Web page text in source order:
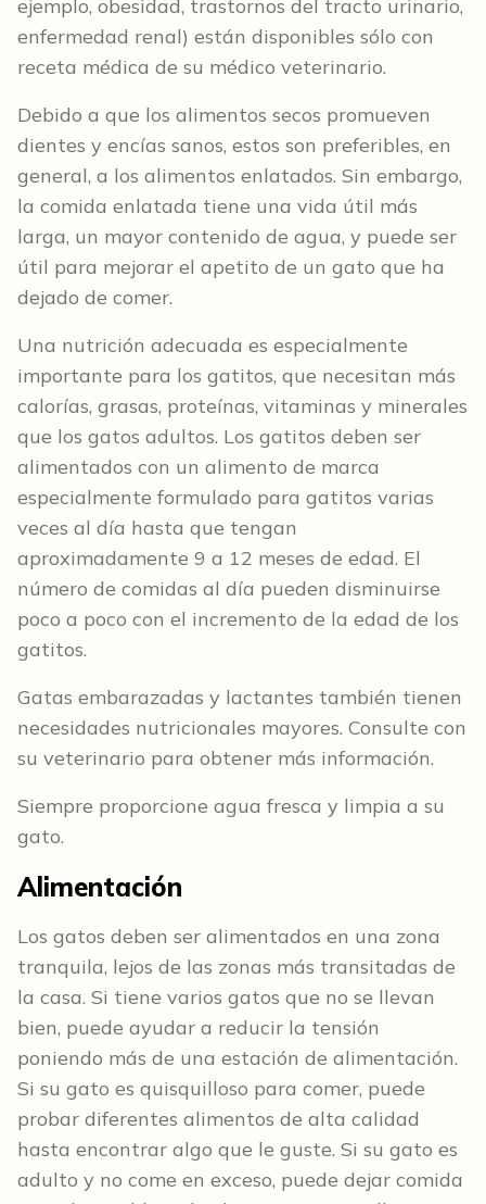
ejemplo, obesidad, trastornos del tracto urinario,
enfermedad renal) están disponibles sólo con
receta médica de su médico veterinario.
Debido a que los alimentos secos promueven
dientes y encías sanos, estos son preferibles, en
general, a los alimentos enlatados. Sin embargo,
la comida enlatada tiene una vida útil más
larga, un mayor contenido de agua, y puede ser
útil para mejorar el apetito de un gato que ha
dejado de comer.
Una nutrición adecuada es especialmente
importante para los gatitos, que necesitan más
calorías, grasas, proteínas, vitaminas y minerales
que los gatos adultos. Los gatitos deben ser
alimentados con un alimento de marca
especialmente formulado para gatitos varias
veces al día hasta que tengan
aproximadamente 9 a 12 meses de edad. El
número de comidas al día pueden disminuirse
poco a poco con el incremento de la edad de los
gatitos.
Gatas embarazadas y lactantes también tienen
necesidades nutricionales mayores. Consulte con
su veterinario para obtener más información.
Siempre proporcione agua fresca y limpia a su
gato.
Alimentación
Los gatos deben ser alimentados en una zona
tranquila, lejos de las zonas más transitadas de
la casa. Si tiene varios gatos que no se llevan
bien, puede ayudar a reducir la tensión
poniendo más de una estación de alimentación.
Si su gato es quisquilloso para comer, puede
probar diferentes alimentos de alta calidad
hasta encontrar algo que le guste. Si su gato es
adulto y no come en exceso, puede dejar comida